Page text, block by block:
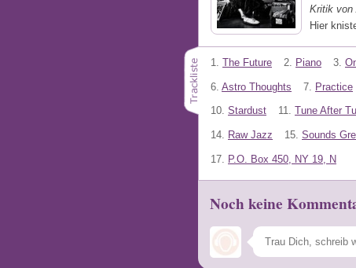
Kritik von
Hier
1. The Future 2. Piano 3.
6. Astro Thoughts 7. Practice
10. Stardust 11. Tune After
14. Raw Jazz 15. Sounds
17. P.O. Box 450, NY 19, N
Noch keine